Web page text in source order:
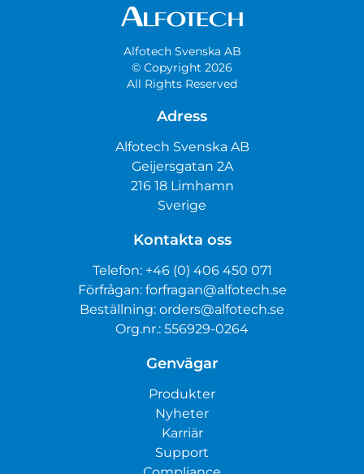
Alfotech Svenska AB
© Copyright 2026
All Rights Reserved
Adress
Alfotech Svenska AB
Geijersgatan 2A
216 18 Limhamn
Sverige
Kontakta oss
Telefon: +46 (0) 406 450 071
Förfrågan: forfragan@alfotech.se
Beställning: orders@alfotech.se
Org.nr.: 556929-0264
Genvägar
Produkter
Nyheter
Karriär
Support